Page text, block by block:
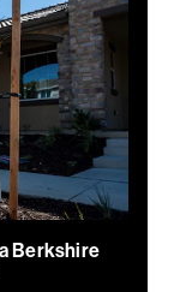
Berkshire